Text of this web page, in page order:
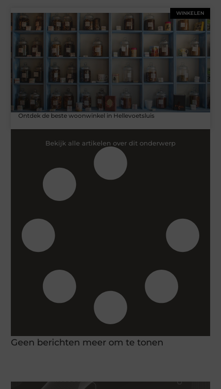
WINKELEN
Ontdek de beste woonwinkel in Hellevoetsluis
Bekijk alle artikelen over dit onderwerp
Geen berichten meer om te tonen